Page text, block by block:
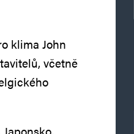
klima John
včetně